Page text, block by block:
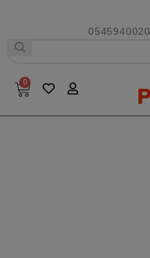
0545940020
0